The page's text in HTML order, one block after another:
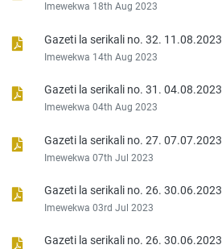
Imewekwa 18th Aug 2023
Gazeti la serikali no. 32. 11.08.2023
Imewekwa 14th Aug 2023
Gazeti la serikali no. 31. 04.08.2023
Imewekwa 04th Aug 2023
Gazeti la serikali no. 27. 07.07.2023
Imewekwa 07th Jul 2023
Gazeti la serikali no. 26. 30.06.2023
Imewekwa 03rd Jul 2023
Gazeti la serikali no. 26. 30.06.2023